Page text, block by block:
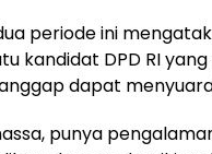
periode ini
kandidat DPD RI
dapat
punya